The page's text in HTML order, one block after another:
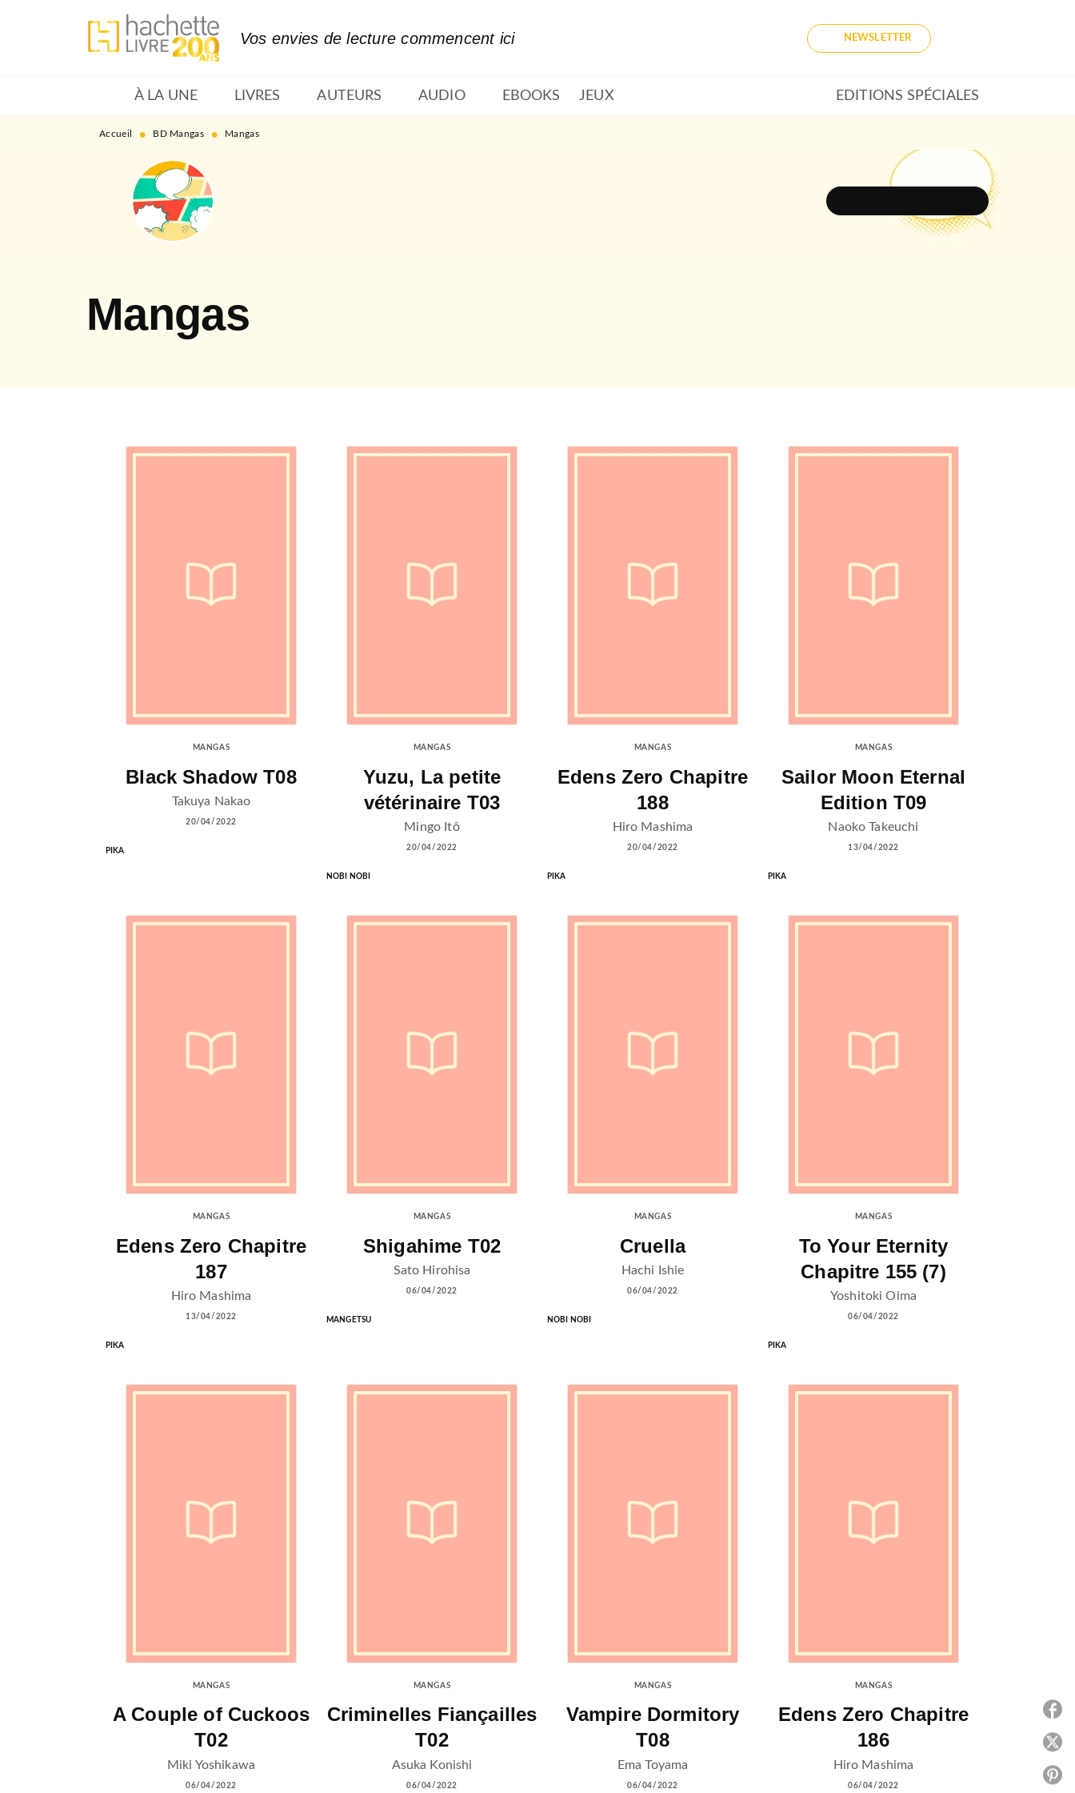
MENU RECHERCHE
Vos envies de lecture commencent ici NEWSLETTER
À LA UNE LIVRES AUTEURS AUDIO EBOOKS JEUX EDITIONS SPÉCIALES
Accueil • BD Mangas • Mangas
Mangas
MANGAS
Black Shadow T08
Takuya Nakao
20/04/2022
PIKA
MANGAS
Yuzu, La petite
vétérinaire T03
Mingo Itô
20/04/2022
NOBI NOBI
MANGAS
Edens Zero Chapitre
188
Hiro Mashima
20/04/2022
PIKA
MANGAS
Sailor Moon Eternal
Edition T09
Naoko Takeuchi
13/04/2022
PIKA
MANGAS
Edens Zero Chapitre
187
Hiro Mashima
13/04/2022
PIKA
MANGAS
Shigahime T02
Sato Hirohisa
06/04/2022
MANGETSU
MANGAS
Cruella
Hachi Ishie
06/04/2022
NOBI NOBI
MANGAS
To Your Eternity
Chapitre 155 (7)
Yoshitoki Oima
06/04/2022
PIKA
MANGAS
A Couple of Cuckoos
T02
Miki Yoshikawa
06/04/2022
MANGAS
Criminelles Fiançailles
T02
Asuka Konishi
06/04/2022
MANGAS
Vampire Dormitory
T08
Ema Toyama
06/04/2022
MANGAS
Edens Zero Chapitre
186
Hiro Mashima
06/04/2022